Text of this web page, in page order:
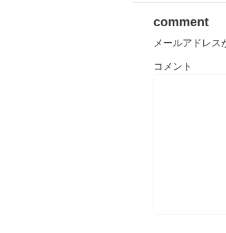
comment
メールアドレス
コメント